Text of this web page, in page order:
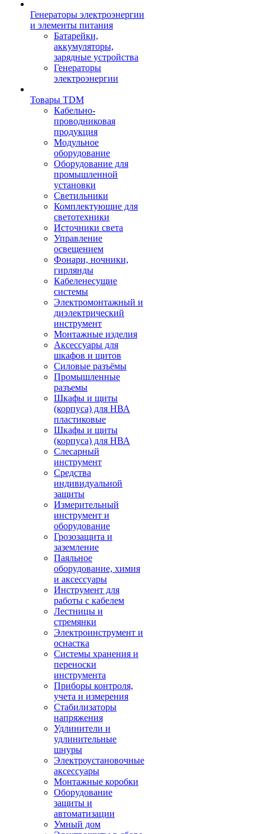
Генераторы электроэнергии
и элементы питания
Батарейки,
аккумуляторы,
зарядные устройства
Генераторы
электроэнергии
Товары TDM
Кабельно-
проводниковая
продукция
Модульное
оборудование
Оборудование для
промышленной
установки
Светильники
Комплектующие для
светотехники
Источники света
Управление
освещением
Фонари, ночники,
гирлянды
Кабеленесущие
системы
Электромонтажный и
диэлектрический
инструмент
Монтажные изделия
Аксессуары для
шкафов и щитов
Силовые разъёмы
Промышленные
разъемы
Шкафы и щиты
(корпуса) для НВА
пластиковые
Шкафы и щиты
(корпуса) для НВА
Слесарный
инструмент
Средства
индивидуальной
защиты
Измерительный
инструмент и
оборудование
Грозозащита и
заземление
Паяльное
оборудование, химия
и аксессуары
Инструмент для
работы с кабелем
Лестницы и
стремянки
Электроинструмент и
оснастка
Системы хранения и
переноски
инструмента
Приборы контроля,
учета и измерения
Стабилизаторы
напряжения
Удлинители и
удлинительные
шнуры
Электроустановочные
аксессуары
Монтажные коробки
Оборудование
защиты и
автоматизации
Умный дом